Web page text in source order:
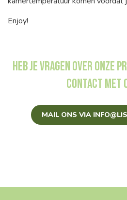
Enjoy!
Heb je vragen over onze
contact met
MAIL ONS VIA